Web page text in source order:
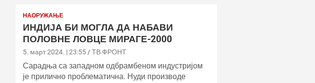
НАОРУЖАЊЕ
ИНДИЈА БИ МОГЛА ДА НАБАВИ
ПОЛОВНЕ ЛОВЦЕ МИРАГЕ-2000
5. март 2024. | 23:55 ТВ ФРОНТ
Сарадња са западном одбрамбеном индустријом
је прилично проблематична. Нуди производе